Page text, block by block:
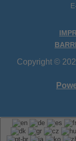
Copyright ©